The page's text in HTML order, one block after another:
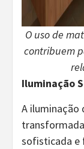
O uso de
contribuem
Iluminação
A
sofisticada e